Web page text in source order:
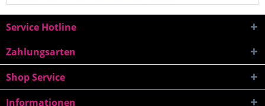
Service Hotline
Zahlungsarten
Shop Service
Informationen